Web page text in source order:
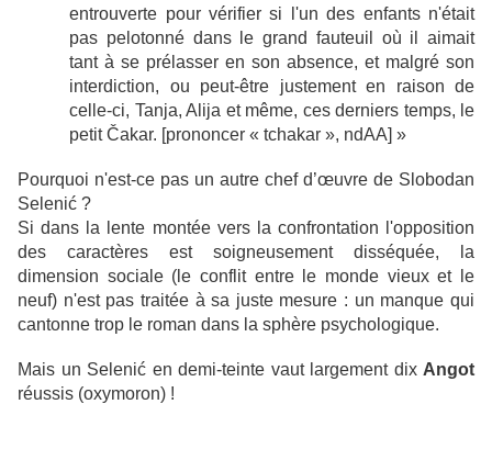
entrouverte pour vérifier si l'un des enfants n'était
pas pelotonné dans le grand fauteuil où il aimait
tant à se prélasser en son absence, et malgré son
interdiction, ou peut-être justement en raison de
celle-ci, Tanja, Alija et même, ces derniers temps, le
petitČakar. [prononcer « tchakar », ndAA] »
Pourquoi n'est-ce pas un autre chef d’œuvre de Slobodan
Selenić ?
Si dans la lente montée vers la confrontation l'opposition
des caractères est soigneusement disséquée, la
dimension sociale (le conflit entre le monde vieux et le
neuf) n'est pas traitée à sa juste mesure : un manque qui
cantonne trop le roman dans la sphère psychologique.
Mais un Selenić en demi-teinte vaut largement dix Angot
réussis (oxymoron) !